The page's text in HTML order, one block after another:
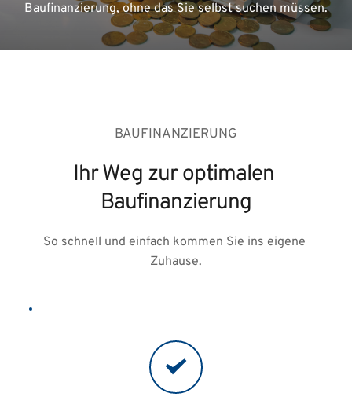
Baufinanzierung, ohne das Sie selbst suchen müssen.
BAUFINANZIERUNG
Ihr Weg zur optimalen
Baufinanzierung
So schnell und einfach kommen Sie ins eigene
Zuhause.